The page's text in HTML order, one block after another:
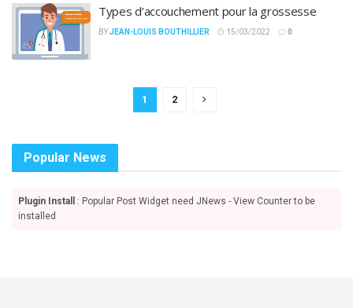
Types d’accouchement pour la grossesse
BYJEAN-LOUIS BOUTHILLIER 15/03/2022 0
1 2
Popular News
Plugin Install
: Popular Post Widget need JNews - View Counter to be
installed